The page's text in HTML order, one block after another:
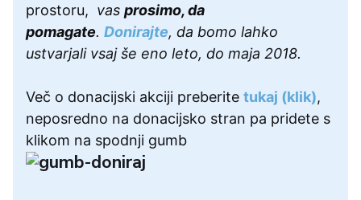
prostoru, vas prosimo, da
pomagate. Donirajte, da bomo lahko
ustvarjali vsaj še eno leto, do maja 2018.
Več o donacijski akciji preberite tukaj (klik),
neposredno na donacijsko stran pa pridete s
klikom na spodnji gumb